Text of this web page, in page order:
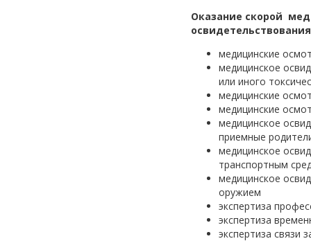
Оказание скорой
медицинские
медицинское
или иного
медицинские
медицинские
медицинское
приемные
медицинское
транспортным
медицинское
оружием
экспертиза
экспертиза
экспертиза связи